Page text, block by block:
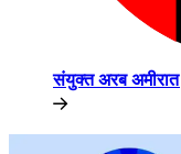
संयुक्त अरब अमीरात​​